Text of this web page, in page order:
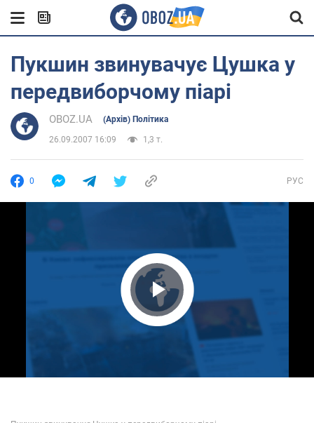
Пукшин звинувачує Цушка у
передвиборчому піарі
OBOZ.UA (Архів) Політика
26.09.2007 16:09 1,3 т.
0 РУС
Play Video